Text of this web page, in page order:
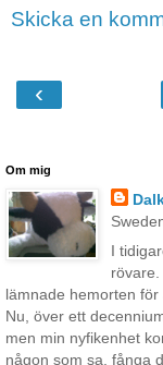
Skicka en
‹
Om mig
I
lämnade hemorten
Nu, över ett
men min nyfikenhet
någon som sa, fånga